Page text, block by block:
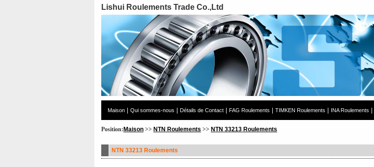
Lishui Roulements Trade Co.,Ltd
Maison Qui sommes-nous Détails de Contact FAG Roulements TIMKEN Roulements INA Roulements
Position: Maison >> NTN Roulements >> NTN 33213 Roulements
NTN 33213 Roulements